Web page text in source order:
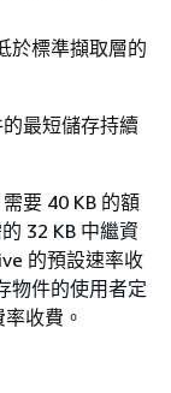
於標準擷取層的
最短儲存持續
要 40 KB 的額
32 KB 中繼資
的預設速率收
物件的使用者定
收費。